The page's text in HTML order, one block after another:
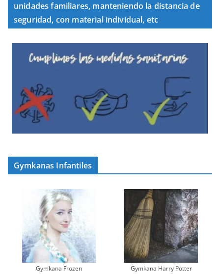
unidades familiares, manteniendo la distancia de
seguridad, con material individual, etc
Gymkanas Infantiles
Gymkana Frozen Gymkana Harry Potter